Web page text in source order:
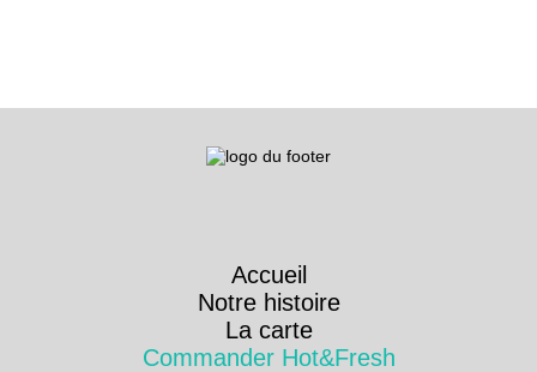
Accueil
Notre histoire
La carte
Commander Hot&Fresh